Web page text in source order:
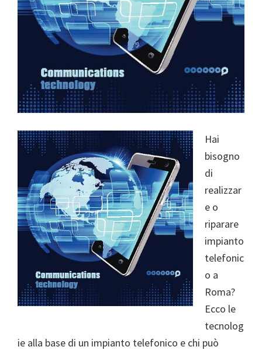
Hai
bisogno
di
realizzar
e o
riparare
impianto
telefonic
o a
Roma?
Ecco le
tecnolog
ie alla base di un impianto telefonico e chi può